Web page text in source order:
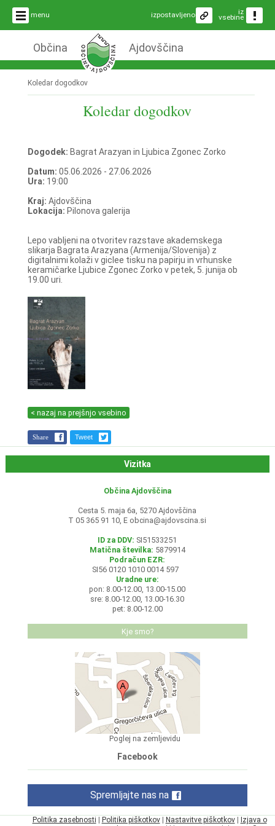
menu iz
vsebine
izpostavljeno
Občina Ajdovščina
Koledar dogodkov
Koledar dogodkov
Dogodek: Bagrat Arazyan in Ljubica Zgonec Zorko
Datum: 05.06.2026 - 27.06.2026
Ura: 19:00
Kraj: Ajdovščina
Lokacija: Pilonova galerija
Lepo vabljeni na otvoritev razstave akademskega
slikarja Bagrata Arazyana (Armenija/Slovenija) z
digitalnimi kolaži v giclee tisku na papirju in vrhunske
keramičarke Ljubice Zgonec Zorko v petek, 5. junija ob
19.00 uri.
< nazaj na prejšnjo vsebino
Share Tweet
Vizitka
Občina Ajdovščina
Cesta 5. maja 6a, 5270 Ajdovščina
T 05 365 91 10, E obcina@ajdovscina.si
ID za DDV: SI51533251
Matična številka: 5879914
Podračun EZR:
SI56 0120 1010 0014 597
Uradne ure:
pon: 8.00-12.00, 13.00-15.00
sre: 8.00-12.00, 13.00-16.30
pet: 8.00-12.00
Kje smo?
Poglej na zemljevidu
Facebook
Spremljajte nas na
Politika zasebnosti Politika piškotkov| Nastavitve piškotkov|
Izjava o